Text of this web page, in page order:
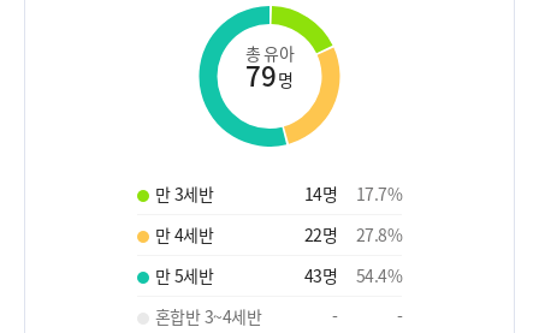
총 유아
79명
만 3세반 14명 17.7%
만 4세반
22명 27.8%
만 5세반
43명 54.4%
혼합반 3~4세반
-
-